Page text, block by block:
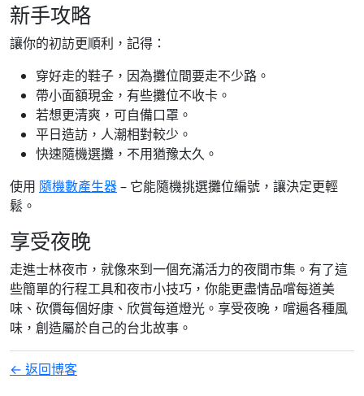
新手攻略
讓你的初訪更順利，記得：
穿好走的鞋子，因為攤位間要走不少路。
帶小面額現金，有些攤位不收卡。
若想更清爽，可自備口罩。
平日造訪，人潮相對較少。
快速隨機選攤，不用猶豫太久。
使用 隨機數產生器– 它能隨機挑選攤位編號，讓決定更輕
鬆。
享受夜晚
走進士林夜市，就像來到一個充滿活力的夜間市集。有了這
些簡單的行程工具和夜市小技巧，你能更盡情品嚐每道美
味、砍價每個好康、欣賞每道燈光。享受夜晚，嚐遍各種風
味，創造屬於自己的台北故事。
← 返回博客